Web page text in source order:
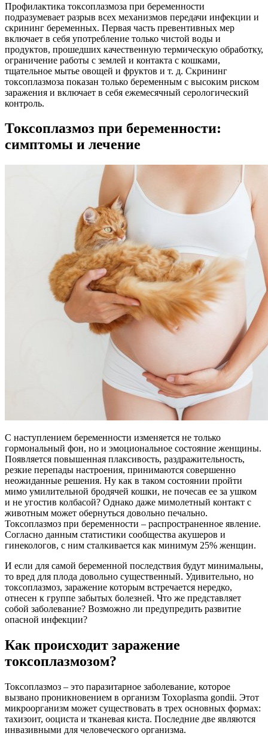
Профилактика токсоплазмоза при беременности
подразумевает разрыв всех механизмов передачи инфекции и
скрининг беременных. Первая часть превентивных мер
включает в себя употребление только чистой воды и
продуктов, прошедших качественную термическую обработку,
ограничение работы с землей и контакта с кошками,
тщательное мытье овощей и фруктов и т. д. Скрининг
токсоплазмоза показан только беременным с высоким риском
заражения и включает в себя ежемесячный серологический
контроль.
Токсоплазмоз при беременности:
симптомы и лечение
С наступлением беременности изменяется не только
гормональный фон, но и эмоциональное состояние женщины.
Появляется повышенная плаксивость, раздражительность,
резкие перепады настроения, принимаются совершенно
неожиданные решения. Ну как в таком состоянии пройти
мимо умилительной бродячей кошки, не почесав ее за ушком
и не угостив колбасой? Однако даже мимолетный контакт с
животным может обернуться довольно печально.
Токсоплазмоз при беременности – распространенное явление.
Согласно данным статистики сообщества акушеров и
гинекологов, с ним сталкивается как минимум 25% женщин.
И если для самой беременной последствия будут минимальны,
то вред для плода довольно существенный. Удивительно, но
токсоплазмоз, заражение которым встречается нередко,
отнесен к группе забытых болезней. Что же представляет
собой заболевание? Возможно ли предупредить развитие
опасной инфекции?
Как происходит заражение
токсоплазмозом?
Токсоплазмоз – это паразитарное заболевание, которое
вызвано проникновением в организм Toxoplasma gondii. Этот
микроорганизм может существовать в трех основных формах:
тахизоит, ооциста и тканевая киста. Последние две являются
инвазивными для человеческого организма.